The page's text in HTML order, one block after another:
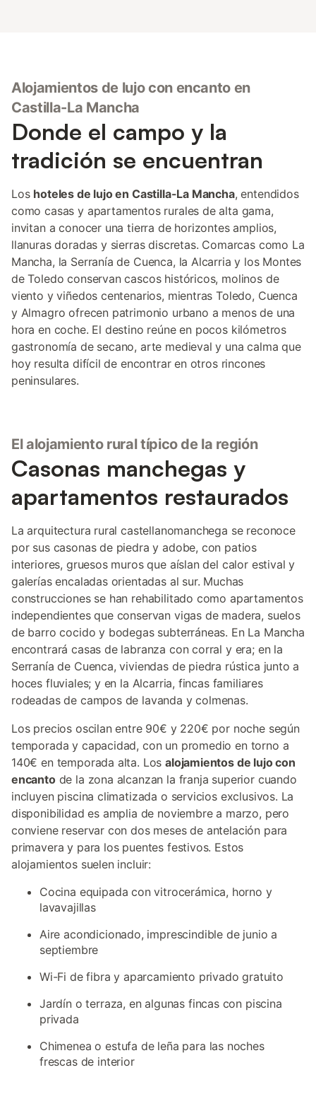
Alojamientos de lujo con encanto en
Castilla-La Mancha
Donde el campo y la
tradición se encuentran
Los hoteles de lujo en Castilla-La Mancha, entendidos
como casas y apartamentos rurales de alta gama,
invitan a conocer una tierra de horizontes amplios,
llanuras doradas y sierras discretas. Comarcas como La
Mancha, la Serranía de Cuenca, la Alcarria y los Montes
de Toledo conservan cascos históricos, molinos de
viento y viñedos centenarios, mientras Toledo, Cuenca
y Almagro ofrecen patrimonio urbano a menos de una
hora en coche. El destino reúne en pocos kilómetros
gastronomía de secano, arte medieval y una calma que
hoy resulta difícil de encontrar en otros rincones
peninsulares.
El alojamiento rural típico de la región
Casonas manchegas y
apartamentos restaurados
La arquitectura rural castellanomanchega se reconoce
por sus casonas de piedra y adobe, con patios
interiores, gruesos muros que aíslan del calor estival y
galerías encaladas orientadas al sur. Muchas
construcciones se han rehabilitado como apartamentos
independientes que conservan vigas de madera, suelos
de barro cocido y bodegas subterráneas. En La Mancha
encontrará casas de labranza con corral y era; en la
Serranía de Cuenca, viviendas de piedra rústica junto a
hoces fluviales; y en la Alcarria, fincas familiares
rodeadas de campos de lavanda y colmenas.
Los precios oscilan entre 90€ y 220€ por noche según
temporada y capacidad, con un promedio en torno a
140€ en temporada alta. Losalojamientos de lujo con
encantode la zona alcanzan la franja superior cuando
incluyen piscina climatizada o servicios exclusivos. La
disponibilidad es amplia de noviembre a marzo, pero
conviene reservar con dos meses de antelación para
primavera y para los puentes festivos. Estos
alojamientos suelen incluir:
Cocina equipada con vitrocerámica, horno y
lavavajillas
Aire acondicionado, imprescindible de junio a
septiembre
Wi-Fi de fibra y aparcamiento privado gratuito
Jardín o terraza, en algunas fincas con piscina
privada
Chimenea o estufa de leña para las noches
frescas de interior